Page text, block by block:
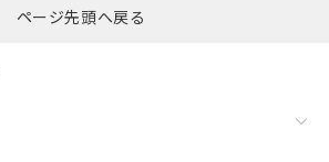
ページ先頭へ戻る